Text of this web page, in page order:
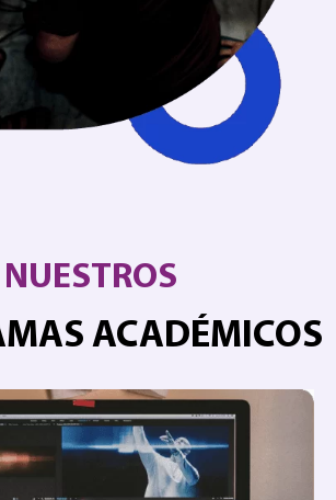
NUESTROS
ACADÉMICOS